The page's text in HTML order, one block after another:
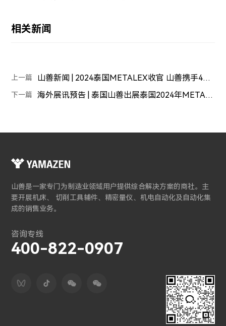
相关新闻
上一篇 山善新闻 | 2024泰国METALEX收官 山善携手42家合作伙伴共筑智能制造的未来
下一篇 海外展讯预告 | 泰国山善出展泰国2024年METALEX
山善是一家专门为制造业领域用户提供综合解决方案的商社。主
要开展机床、 切削工具辅件、精密量仪、机电自动化及自动化集
成的销售业务。
咨询专线
400-822-0907